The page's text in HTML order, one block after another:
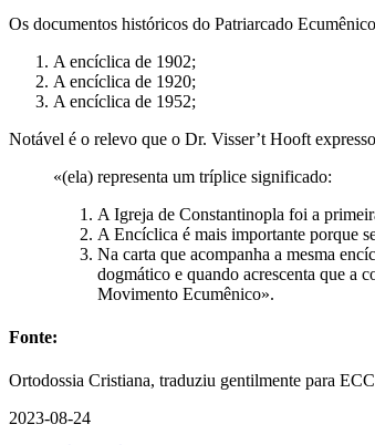
Os documentos históricos do Patriarcado
A encíclica de 1902;
A encíclica de 1920;
A encíclica de 1952;
Notável é o relevo que o Dr. Visser’t Hooft
«(ela) representa um tríplice significado:
A Igreja de Constantinopla foi a
A Encíclica é mais importante porque
Na carta que acompanha a mesma
dogmático e quando acrescenta que a
Movimento Ecumênico».
Fonte:
Ortodossia Cristiana, traduziu gentilmente para
2023-08-24